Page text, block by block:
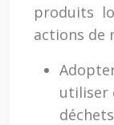
produits
actions de
utiliser